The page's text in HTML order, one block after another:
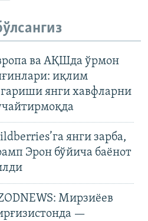
ва АҚШда ўрмон
иқлим
янги хавфларни
янги зарба,
Эрон бўйича баёнот
Мирзиёев
—